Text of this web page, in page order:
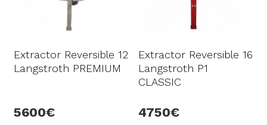
Extractor Reversible 12
Langstroth PREMIUM
5600
Extractor Reversible 16
Langstroth P1
CLASSIC
4750